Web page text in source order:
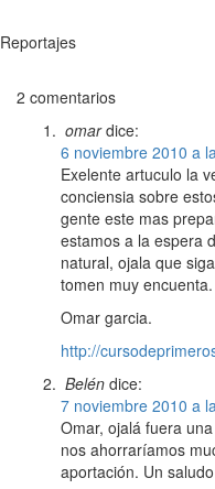
Reportajes
2 comentarios
omar dice:
6 noviembre 2010 a
Exelente artuculo la
conciensia sobre
gente este mas
estamos a la espera
natural, ojala que
tomen muy encuenta.
Omar garcia.
http://
Belén dice:
7 noviembre 2010 a
Omar, ojalá fuera
nos ahorraríamos
aportación. Un saludo